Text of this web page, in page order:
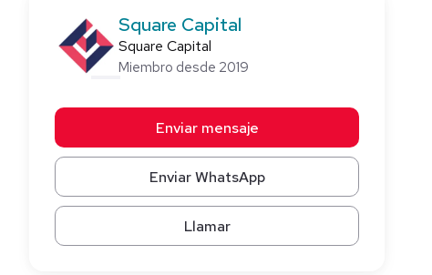
Square Capital
Square Capital
Miembro desde 2019
Enviar mensaje
Enviar WhatsApp
Llamar